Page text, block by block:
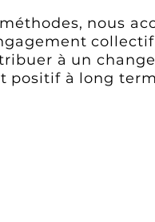
nous
à un
positif à long